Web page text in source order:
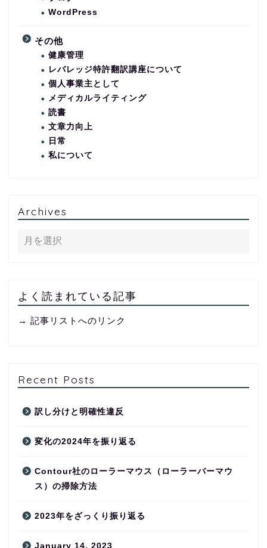
WordPress
その他
健康管理
レバレッジ特許翻訳講座について
個人事業主として
メディカルライティング
読書
文章力向上
日常
私について
Archives
よく読まれている記事
→ 記事リストへのリンク
Recent Posts
訳し分けと明確性違反
変化の2024年を振り返る
Contour社のローラーマウス（ローラーバーマウ
ス）の掃除方法
2023年をざっくり振り返る
January 14, 2023